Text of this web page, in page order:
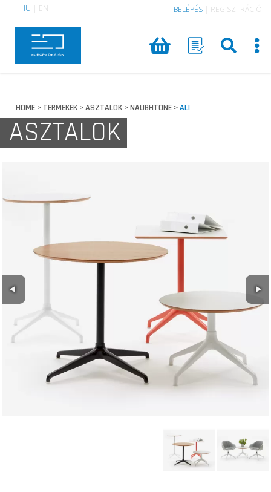
HU EN BELÉPÉS REGISZTRÁCIÓ
HOME > TERMEKEK >ASZTALOK >NAUGHTONE >ALI
ASZTALOK